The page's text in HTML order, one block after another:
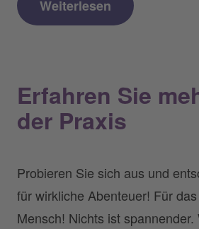
Weiterlesen
Erfahren Sie
der Praxis
Probieren Sie sich aus und
für wirkliche Abenteuer! Für
Mensch! Nichts ist